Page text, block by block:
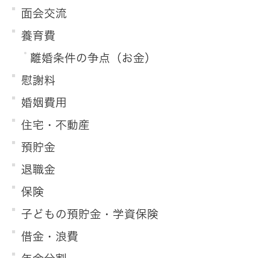
面会交流
養育費
離婚条件の争点（お金）
慰謝料
婚姻費用
住宅・不動産
預貯金
退職金
保険
子どもの預貯金・学資保険
借金・浪費